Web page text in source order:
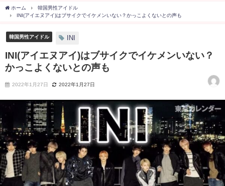
ホーム
韓国男性アイドル
INI(アイエヌアイ)はブサイクでイケメンいない？かっこよくないとの声も
韓国男性アイドル INI
INI(アイエヌアイ)はブサイクでイケメンいない？
かっこよくないとの声も
2022年1月27日 2022年1月27日